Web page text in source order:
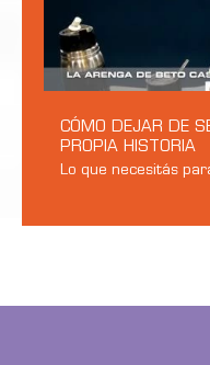
CÓMO DEJAR DE
PROPIA HISTORIA
Lo que necesitás